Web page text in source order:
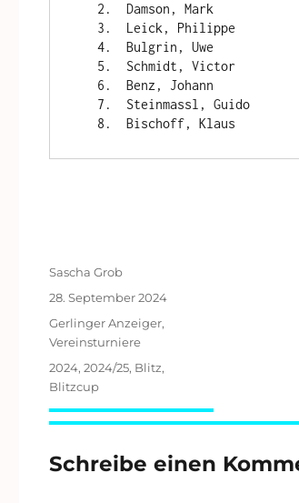
Autor
Sascha Grob
Veröffentlicht
am
28. September 2024
Kategorien
Gerlinger Anzeiger,
Vereinsturniere
Schlagwörter
2024, 2024/25, Blitz,
Blitzcup
Schreibe einen